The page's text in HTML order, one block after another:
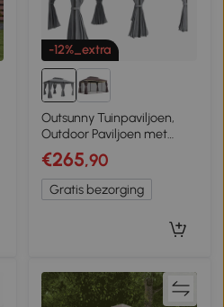
-12%_extra
Outsunny Tuinpaviljoen,
Outdoor Paviljoen met
Gordijnen, Geventileerd
Dak, Donkergrijs
€265,90
Gratis bezorging